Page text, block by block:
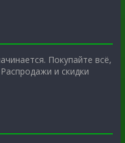
Покупайте всё,
и скидки